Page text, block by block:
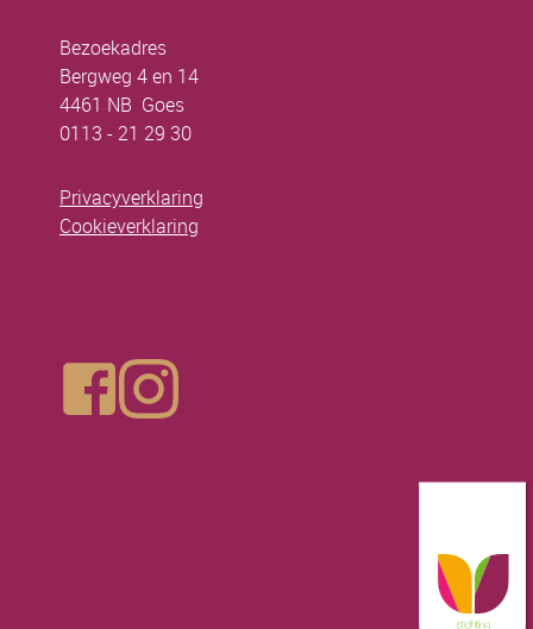
Bezoekadres
Bergweg 4 en 14
4461 NB Goes
0113 - 21 29 30
Privacyverklaring
Cookieverklaring